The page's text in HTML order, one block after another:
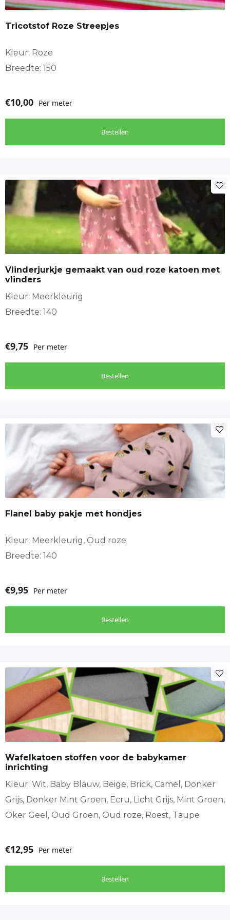
Stof geschikt voor
babykleding, Babynest, Badkleding, Boxkleed, Decoratie,
Tricotstof Roze Streepjes
Kleur: Roze
Breedte: 150
€10,00 Per meter
Bestellen
Vlinderjurkje gemaakt van oud roze katoen met
vlinders
Kleur: Meerkleurig
Breedte: 140
€9,75 Per meter
Bestellen
Flanel baby pakje met hondjes
Kleur: Meerkleurig, Oud roze
Breedte: 140
€9,95 Per meter
Bestellen
Wafelkatoen stoffen voor de babykamer
inrichting
Kleur: Wit, Baby Blauw, Beige, Brick, Camel, Donker
Grijs, Donker Mint Groen, Ecru, Licht Grijs, Mint Groen,
Oker Geel, Oud Groen, Oud roze, Roest, Taupe
€12,95 Per meter
Bestellen
product
meerdere
variaties.
Deze
kan
gekozen
worden
op
productpagina